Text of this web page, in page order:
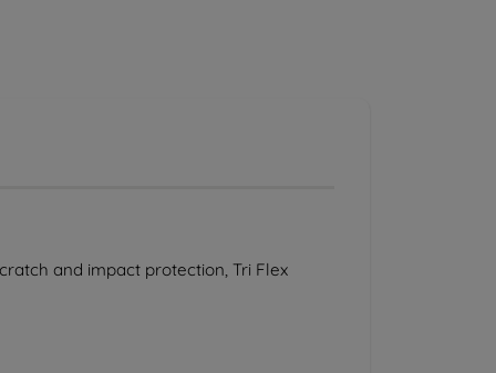
and impact protection, Tri Flex